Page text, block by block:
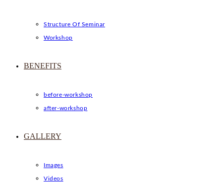
Structure Of Seminar
Workshop
BENEFITS
before-workshop
after-workshop
GALLERY
Images
Videos